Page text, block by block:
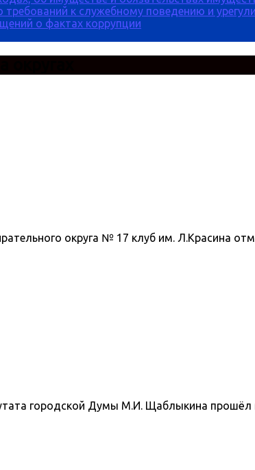
к служебному поведению и
о фактах коррупции
округа № 17 клуб им. Л.Красина
городской Думы М.И. Щаблыкина прошёл